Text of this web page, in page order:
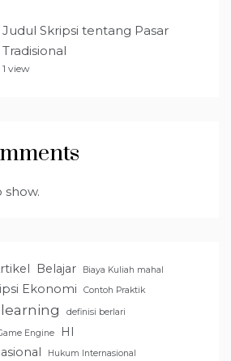
Judul Skripsi tentang Pasar
Tradisional
1 view
Belajar Biaya Kuliah mahal
Ekonomi Contoh Praktik
definisi berlari
Engine
HI
Hukum Internasional